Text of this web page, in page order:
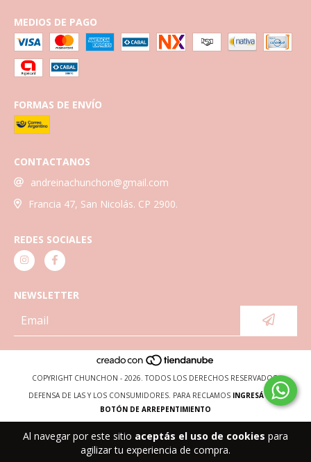
Al navegar por este sitio aceptás el uso de cookies para
agilizar tu experiencia de compra.
MEDIOS DE PAGO
FORMAS DE ENVÍO
CONTACTANOS
andreinachunchon@gmail.com
Francia 47, San Nicolás. CP 2900.
REDES SOCIALES
NEWSLETTER
COPYRIGHT CHUNCHON - 2026. TODOS LOS DERECHOS RESERVADOS.
DEFENSA DE LAS Y LOS CONSUMIDORES. PARA RECLAMOS INGRESÁ ACÁ.
BOTÓN DE ARREPENTIMIENTO